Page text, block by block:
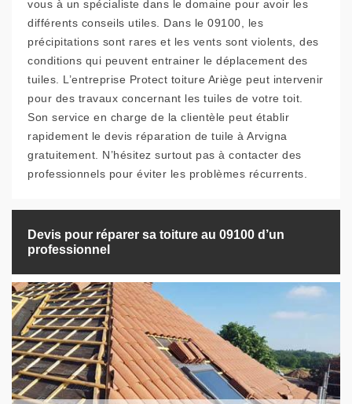
vous à un spécialiste dans le domaine pour avoir les
différents conseils utiles. Dans le 09100, les
précipitations sont rares et les vents sont violents, des
conditions qui peuvent entrainer le déplacement des
tuiles. L’entreprise Protect toiture Ariège peut intervenir
pour des travaux concernant les tuiles de votre toit.
Son service en charge de la clientèle peut établir
rapidement le devis réparation de tuile à Arvigna
gratuitement. N’hésitez surtout pas à contacter des
professionnels pour éviter les problèmes récurrents.
Devis pour réparer sa toiture au 09100 d’un
professionnel